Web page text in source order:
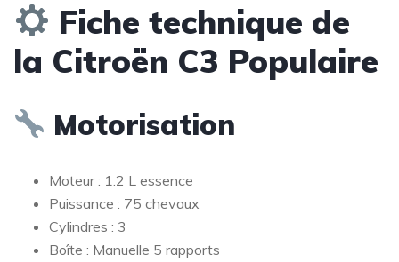
Fiche technique de
la Citroën C3 Populaire
Motorisation
Moteur : 1.2 L essence
Puissance : 75 chevaux
Cylindres : 3
Boîte : Manuelle 5 rapports